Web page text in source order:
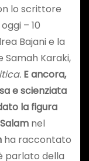
lo scrittore
– 10
Bajani e la
Karaki,
E ancora,
e scienziata
la figura
nel
ha raccontato
parlato della